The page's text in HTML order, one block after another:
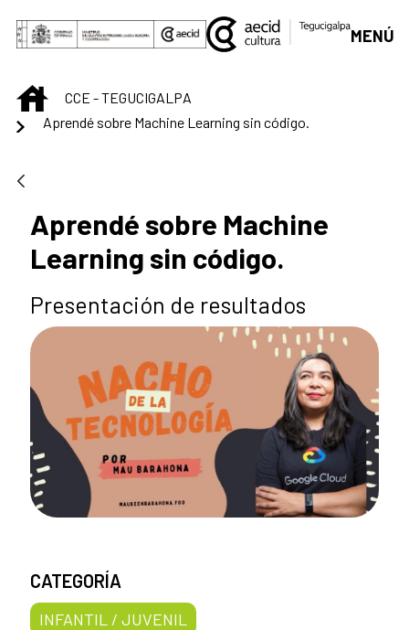
Saltar al contenido principal
MENÚ
INICIOCCE - TEGUCIGALPA
Aprendé sobre Machine Learning sin código.
Aprendé sobre Machine
Learning sin código.
Presentación de resultados
CATEGORÍA
INFANTIL / JUVENIL